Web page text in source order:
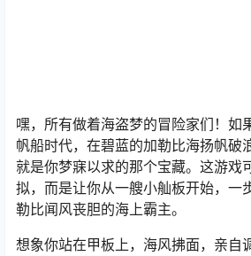
嘿，所有做着海盗梦的冒险家们！如
帆船时代，在碧蓝的加勒比海扬帆破
就是你梦寐以求的那个宝藏。这游戏
拟，而是让你从一艘小舢板开始，一
勒比闻风丧胆的海上霸主。
想象你站在甲板上，海风拂面，亲自